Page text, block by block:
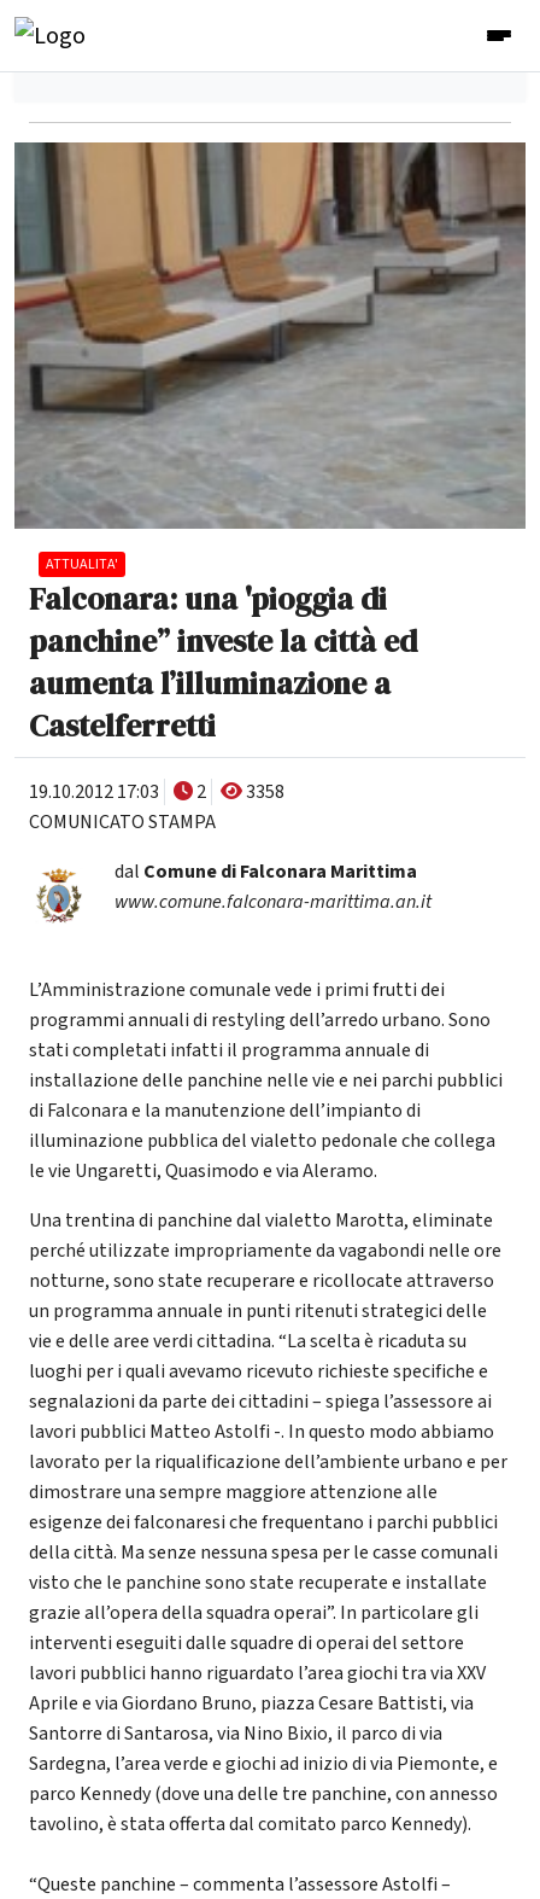
ATTUALITA'
Falconara: una 'pioggia di
panchine” investe la città ed
aumenta l’illuminazione a
Castelferretti
19.10.2012 17:03 2
3358
COMUNICATO STAMPA
dal Comune di Falconara Marittima
www.comune.falconara-marittima.an.it
L’Amministrazione comunale vede i primi frutti dei
programmi annuali di restyling dell’arredo urbano. Sono
stati completati infatti il programma annuale di
installazione delle panchine nelle vie e nei parchi pubblici
di Falconara e la manutenzione dell’impianto di
illuminazione pubblica del vialetto pedonale che collega
le vie Ungaretti, Quasimodo e via Aleramo.
Una trentina di panchine dal vialetto Marotta, eliminate
perché utilizzate impropriamente da vagabondi nelle ore
notturne, sono state recuperare e ricollocate attraverso
un programma annuale in punti ritenuti strategici delle
vie e delle aree verdi cittadina. “La scelta è ricaduta su
luoghi per i quali avevamo ricevuto richieste specifiche e
segnalazioni da parte dei cittadini – spiega l’assessore ai
lavori pubblici Matteo Astolfi -. In questo modo abbiamo
lavorato per la riqualificazione dell’ambiente urbano e per
dimostrare una sempre maggiore attenzione alle
esigenze dei falconaresi che frequentano i parchi pubblici
della città. Ma senze nessuna spesa per le casse comunali
visto che le panchine sono state recuperate e installate
grazie all’opera della squadra operai”. In particolare gli
interventi eseguiti dalle squadre di operai del settore
lavori pubblici hanno riguardato l’area giochi tra via XXV
Aprile e via Giordano Bruno, piazza Cesare Battisti, via
Santorre di Santarosa, via Nino Bixio, il parco di via
Sardegna, l’area verde e giochi ad inizio di via Piemonte, e
parco Kennedy (dove una delle tre panchine, con annesso
tavolino, è stata offerta dal comitato parco Kennedy).
“Queste panchine – commenta l’assessore Astolfi –